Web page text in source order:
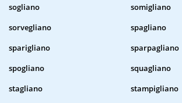
sogliano
somigliano
sorvegliano
spagliano
sparigliano
sparpagliano
spogliano
squagliano
stagliano
stampigliano